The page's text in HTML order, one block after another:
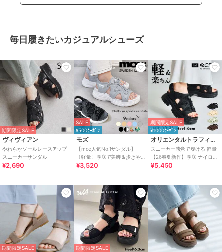
毎日履きたいカジュアルシューズ
期間限定SALE
ヴィヴィアン
やわらかソールレースアップ
スニーカーサンダル
¥2,690
SALE
¥500ｸｰﾎﾟﾝ
モズ
【moz人気No.1サンダル】
〔軽量〕厚底で美脚＆歩きや
すい！疲れにくいフィット感
¥3,520
期間限定SALE
¥1000ｸｰﾎﾟﾝ
オリエンタルトラフィック
スニーカー感覚で履ける 軽量
【26春夏新作】厚底 ナイロン
スポーツサンダル /OT3232
¥5,450
期間限定SALE
期間限定SALE